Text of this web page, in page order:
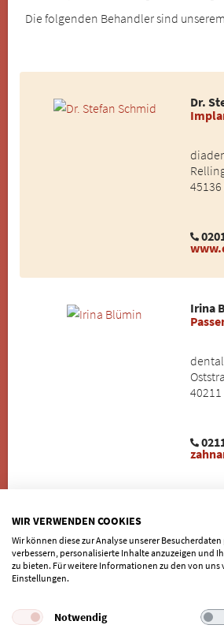
Die folgenden Behandler sind
Dr.
45136
Irina
2 Spezialisten für Bio-Zahnimplantate
Weitere Städte im Umkreis von
|Hattingen
Langenfeld (Rheinland)
WIR VERWENDEN COOKIES
Wir können diese zur Analyse unserer
verbessern, personalisierte Inhalte anzuzeigen und
zu bieten. Für weitere Informationen zu den von uns
Einstellungen.
Notwendig